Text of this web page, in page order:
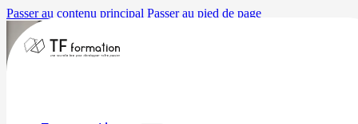
Passer au contenu principal Passer au pied de page